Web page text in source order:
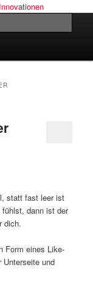
statt fast leer ist
dann ist der
dich.
Form eines Like-
und